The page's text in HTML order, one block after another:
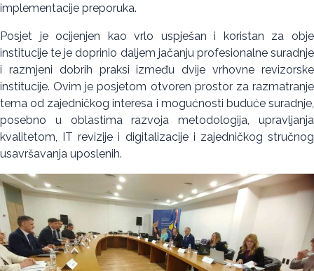
implementacije preporuka.
Posjet je ocijenjen kao vrlo uspješan i koristan za obje
institucije te je doprinio daljem jačanju profesionalne suradnje
i razmjeni dobrih praksi između dvije vrhovne revizorske
institucije. Ovim je posjetom otvoren prostor za razmatranje
tema od zajedničkog interesa i mogućnosti buduće suradnje,
posebno u oblastima razvoja metodologija, upravljanja
kvalitetom, IT revizije i digitalizacije i zajedničkog stručnog
usavršavanja uposlenih.